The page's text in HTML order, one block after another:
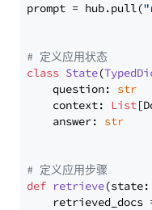
prompt = hub.pull(
# 定义应用状态
class State(
    question:
str
    context:
List
    answer:
str
# 定义应用步骤
def retrieve(state:
retrieved_docs